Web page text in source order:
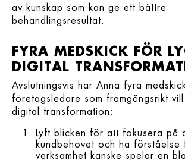
av kunskap som kan ge ett bättre
behandlingsresultat.
FYRA MEDSKICK FÖR
DIGITAL
Avslutningsvis har Anna fyra
företagsledare som framgångsrikt
digital transformation:
Lyft blicken för att fokusera på
kundbehovet och ha förståelse
verksamhet kanske spelar en